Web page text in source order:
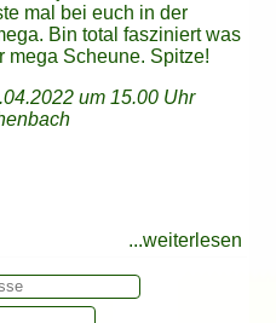
mal bei euch in der
Bin total fasziniert was
mega Scheune. Spitze!
um 15.00 Uhr
Die Kostüme
Schauspieler haben
das jeweilige
und die
Vielen Dank dafür
märchenhaften Stunden.
echt Spaß verteilen und
Uhr Vorstellung in Böhlen
ist es mir ein
...weiterlesen